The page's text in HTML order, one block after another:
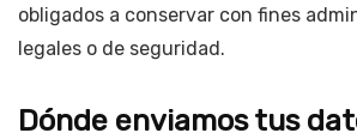
obligados a conservar con fines
legales o de seguridad.
Dónde enviamos tus